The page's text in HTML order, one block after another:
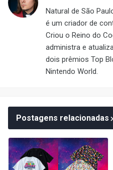
Natural de São
é um criador de
Criou o Reino do
administra e
dois prêmios Top
Nintendo World.
Postagens relacionadas